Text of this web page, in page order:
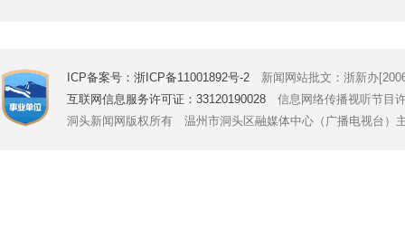
ICP备案号：浙ICP备11001892号-2 新闻网站批文：浙新办
互联网信息服务许可证：33120190028 信息网络传播视听节目
洞头新闻网版权所有 温州市洞头区融媒体中心（广播电视台）